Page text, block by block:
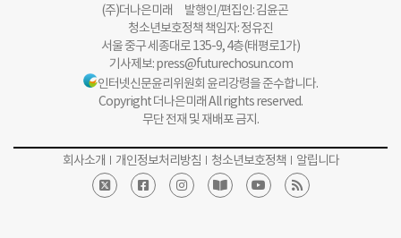
(주)더나은미래 발행인/편집인: 김윤곤
청소년보호정책 책임자: 정유진
서울 중구 세종대로 135-9, 4층(태평로1가)
기사제보:press@futurechosun.com
인터넷신문윤리위원회 윤리강령을 준수합니다.
Copyright 더나은미래 All rights reserved.
무단 전재 및 재배포 금지.
회사소개 개인정보처리방침 청소년보호정책 알립니다